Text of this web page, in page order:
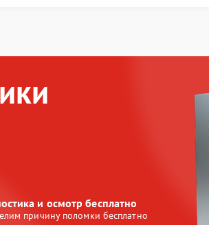
и осмотр бесплатно
причину поломки бесплатно